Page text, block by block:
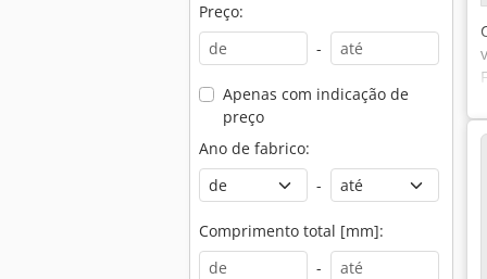
Preço:
-
Apenas com indicação de
preço
Ano de fabrico:
-
Comprimento total [mm]:
-